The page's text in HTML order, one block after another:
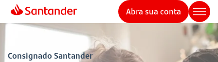
Abra sua conta
Consignado Santander